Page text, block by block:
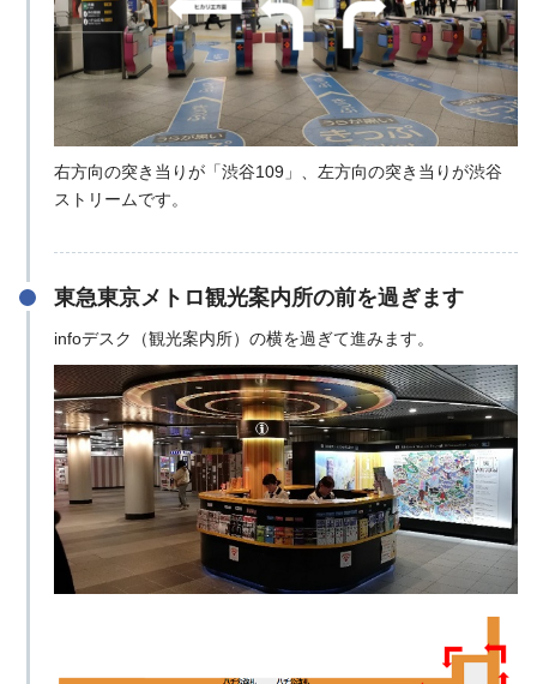
右方向の突き当りが「渋谷109」、左方向の突き当りが渋谷
ストリームです。
東急東京メトロ観光案内所の前を過ぎます
infoデスク（観光案内所）の横を過ぎて進みます。